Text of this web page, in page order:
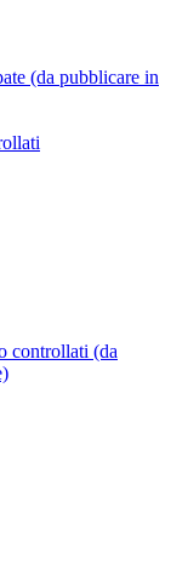
(da pubblicare in
controllati (da